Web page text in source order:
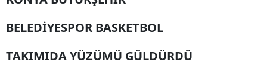
BELEDİYESPOR BASKETBOL
TAKIMIDA YÜZÜMÜ GÜLDÜRDÜ